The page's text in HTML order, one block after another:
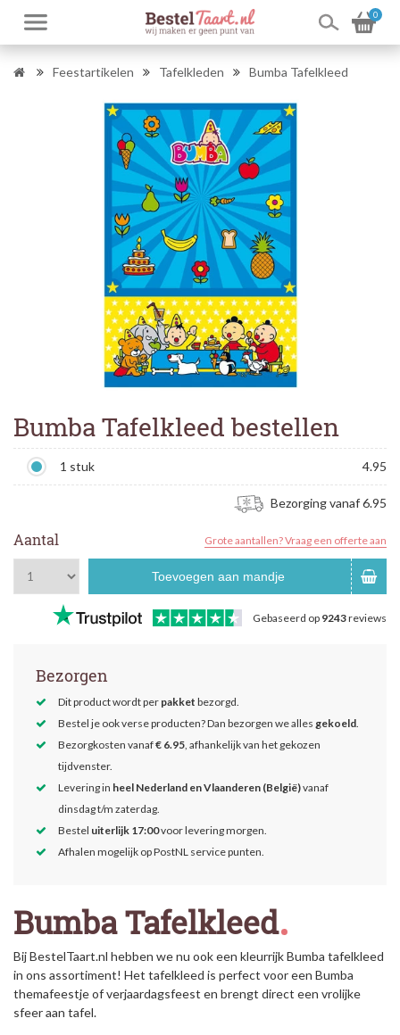
0
Feestartikelen Tafelkleden Bumba Tafelkleed
Bumba Tafelkleed bestellen
1 stuk 4.95
Bezorging vanaf 6.95
Aantal Grote aantallen? Vraag een offerte aan
Toevoegen aan mandje
Gebaseerd op 9243reviews
Bezorgen
Dit product wordt per pakket bezorgd.
Bestel je ook verse producten? Dan bezorgen we alles gekoeld.
Bezorgkosten vanaf€ 6.95, afhankelijk van het gekozen
tijdvenster.
Levering in heel Nederland en Vlaanderen (België)vanaf
dinsdag t/m zaterdag.
Bestel uiterlijk 17:00voor levering morgen.
Afhalen mogelijk op PostNL service punten.
Bumba Tafelkleed
Bij BestelTaart.nl hebben we nu ook een kleurrijk Bumba tafelkleed
in ons assortiment! Het tafelkleed is perfect voor een Bumba
themafeestje of verjaardagsfeest en brengt direct een vrolijke
sfeer aan tafel.